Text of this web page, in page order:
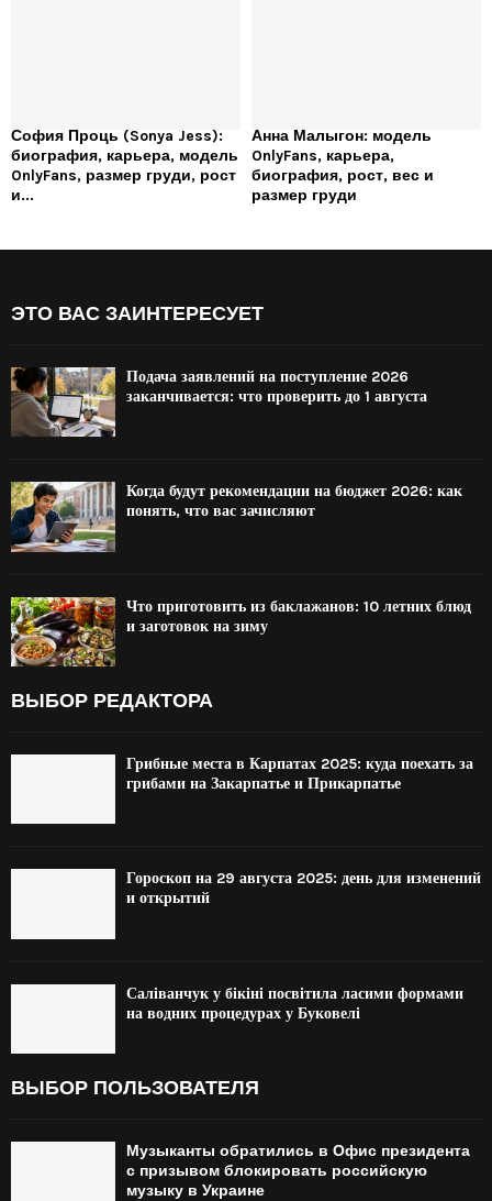
София Проць (Sonya Jess):
биография, карьера, модель
OnlyFans, размер груди, рост
и...
Анна Малыгон: модель
OnlyFans, карьера,
биография, рост, вес и
размер груди
ЭТО ВАС ЗАИНТЕРЕСУЕТ
Подача заявлений на поступление 2026
заканчивается: что проверить до 1 августа
Когда будут рекомендации на бюджет 2026: как
понять, что вас зачисляют
Что приготовить из баклажанов: 10 летних блюд
и заготовок на зиму
ВЫБОР РЕДАКТОРА
Грибные места в Карпатах 2025: куда поехать за
грибами на Закарпатье и Прикарпатье
Гороскоп на 29 августа 2025: день для изменений
и открытий
Саліванчук у бікіні посвітила ласими формами
на водних процедурах у Буковелі
ВЫБОР ПОЛЬЗОВАТЕЛЯ
Музыканты обратились в Офис президента
с призывом блокировать российскую
музыку в Украине